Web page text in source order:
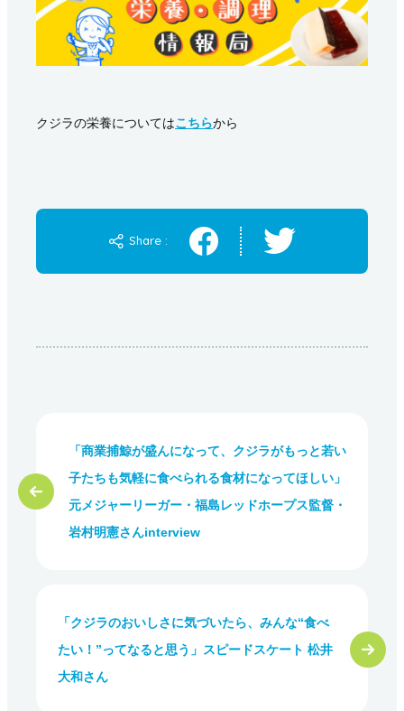
クジラの栄養についてはこちらから
Share :
「商業捕鯨が盛んになって、クジラがもっと若い
子たちも気軽に食べられる食材になってほしい」
元メジャーリーガー・福島レッドホープス監督・
岩村明憲さんinterview
「クジラのおいしさに気づいたら、みんな“食べ
たい！”ってなると思う」スピードスケート 松井
大和さん